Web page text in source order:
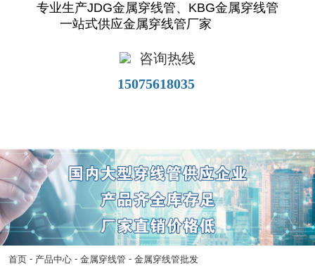
专业生产JDG金属穿线管、KBG金属穿线管
一站式供应金属穿线管厂家
咨询热线
15075618035
首页 - 产品中心 - 金属穿线管 - 金属穿线管批发